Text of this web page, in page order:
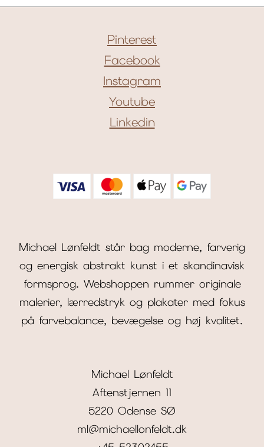
Pinterest
Facebook
Instagram
Youtube
Linkedin
Michael Lønfeldt står bag moderne, farverig
og energisk abstrakt kunst i et skandinavisk
formsprog. Webshoppen rummer originale
malerier, lærredstryk og plakater med fokus
på farvebalance, bevægelse og høj kvalitet.
Michael Lønfeldt
Aftenstjernen 11
5220 Odense SØ
ml@michaellonfeldt.dk